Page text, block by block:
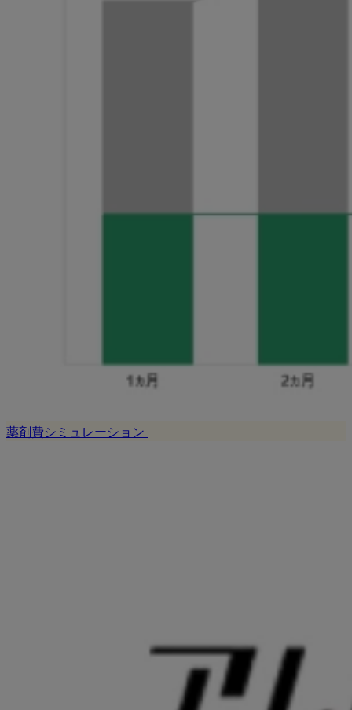
薬剤費シミュレーション